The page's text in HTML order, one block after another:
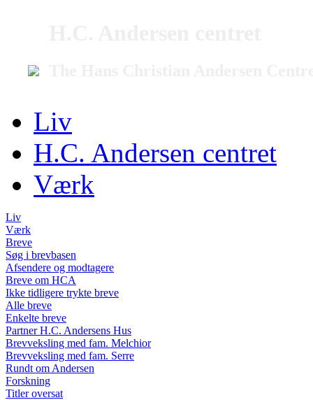
Liv
H.C. Andersen centret
Værk
Liv
Værk
Breve
Søg i brevbasen
Afsendere og modtagere
Breve om HCA
Ikke tidligere trykte breve
Alle breve
Enkelte breve
Partner H.C. Andersens Hus
Brevveksling med fam. Melchior
Brevveksling med fam. Serre
Rundt om Andersen
Forskning
Titler oversat